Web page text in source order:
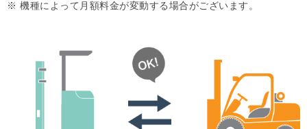
※ 機種によって月額料金が変動する場合がございます。